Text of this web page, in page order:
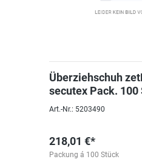
Überziehschuh
secutex Pack. 100
Art.-Nr.: 5203490
218,01 €*
Packung á 100 Stück